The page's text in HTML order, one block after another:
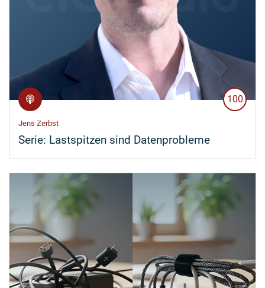
100
Jens Zerbst
Serie: Lastspitzen sind Datenprobleme